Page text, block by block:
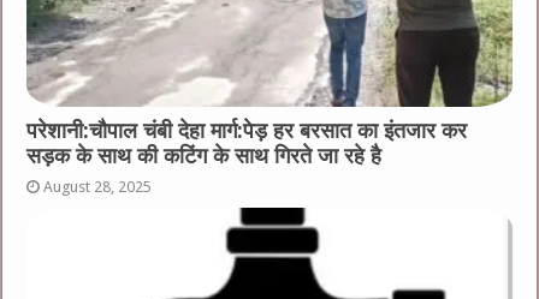
परेशानी:चौपाल चंबी देहा मार्ग:पेड़ हर बरसात का इंतजार कर
सड़क के साथ की कटिंग के साथ गिरते जा रहे है
August 28, 2025